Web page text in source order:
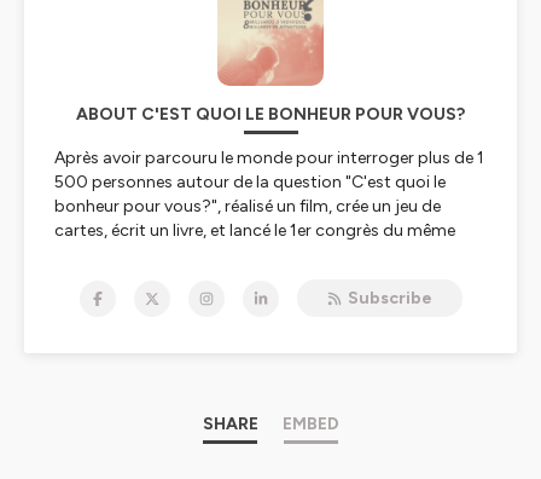
ABOUT C'EST QUOI LE BONHEUR POUR VOUS?
Après avoir parcouru le monde pour interroger plus de 1
500 personnes autour de la question "C'est quoi le
bonheur pour vous?", réalisé un film, crée un jeu de
cartes, écrit un livre, et lancé le 1er congrès du même
questions relatives au bonheur, à la connaissance de
le bonheur signifie pour chaque invité, ainsi que les
moyens par lesquels ils l’ont trouvé ou le recherchent
Subscribe
SHARE EMBED